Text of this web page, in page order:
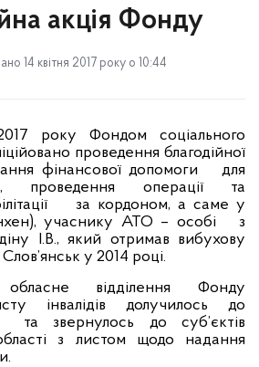
акція Фонду
14 квітня 2017 року о 10:44
року Фондом соціального
проведення благодійної
фінансової допомоги
для
проведення операції та
за кордоном, а саме у
учаснику АТО – особі
з
І.В., який отримав вибухову
Слов’янськ у 2014 році.
обласне відділення Фонду
інвалідів долучилось до
та звернулось до суб’єктів
з листом щодо надання